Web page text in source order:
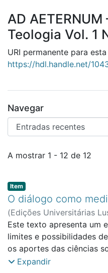
AD
Teologia Vol. 1
URI permanente para
https://hdl.handle.net/
Navegar
Entradas recentes
A mostrar 1 - 12 de 12
Item type:
Item,
O diálogo como
(Edições Universitárias
Marcos Flávio Portela;
Educação e Administração
Este texto apresenta um
limites e possibilidades
os aportes das ciências
caráter mais dogmático
Expandir